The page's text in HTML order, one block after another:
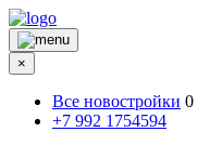
×
Все новостройки 0
+7 992 1754594